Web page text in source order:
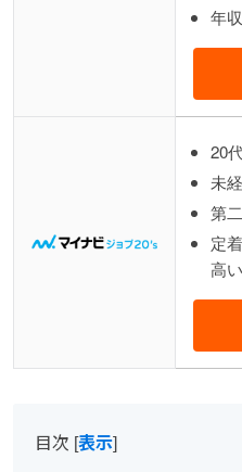
年
20
未
第
定
高い
目次 [表示]